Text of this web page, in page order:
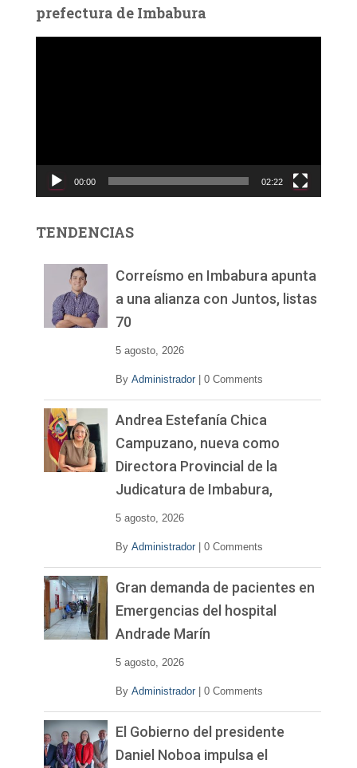
prefectura de Imbabura
c
d
00:00 02:22
TENDENCIAS
Correísmo en Imbabura apunta
a una alianza con Juntos, listas
70
5 agosto, 2026
By Administrador 0 Comments
Andrea Estefanía Chica
Campuzano, nueva como
Directora Provincial de la
Judicatura de Imbabura,
5 agosto, 2026
By Administrador 0 Comments
Gran demanda de pacientes en
Emergencias del hospital
Andrade Marín
5 agosto, 2026
By Administrador 0 Comments
El Gobierno del presidente
Daniel Noboa impulsa el